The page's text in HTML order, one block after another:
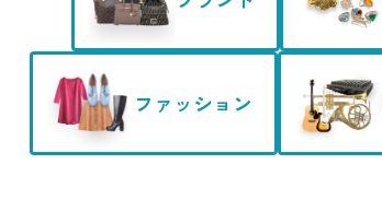
ファッション